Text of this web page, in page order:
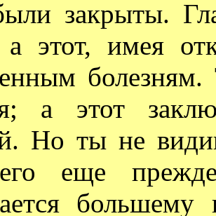
закрыты.
а этот, имея
а этот
Но ты не
еще прежде